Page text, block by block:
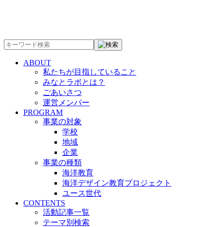
ABOUT
私たちが目指していること
みなとラボとは？
ごあいさつ
運営メンバー
PROGRAM
事業の対象
学校
地域
企業
事業の種類
海洋教育
海洋デザイン教育プロジェクト
ユース世代
CONTENTS
活動記事一覧
テーマ別検索